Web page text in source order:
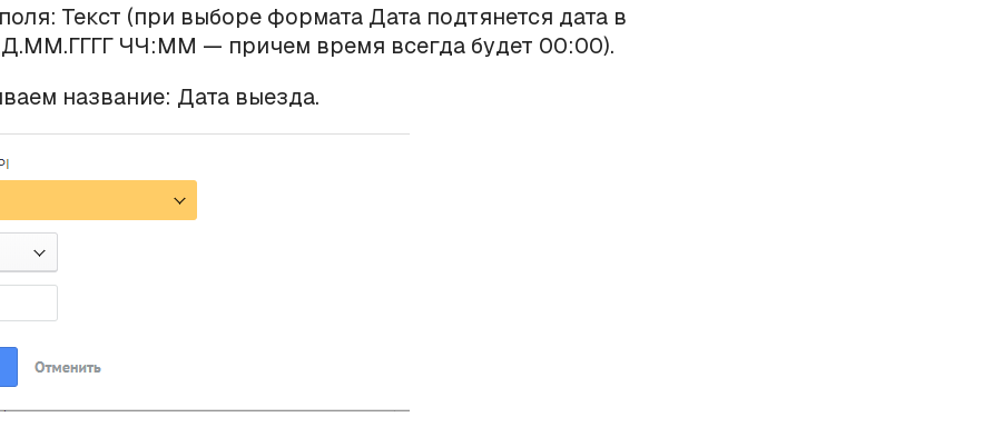
Текст (при выборе формата Дата подтянется дата в
ЧЧ:ММ — причем время всегда будет 00:00).
название: Дата выезда.